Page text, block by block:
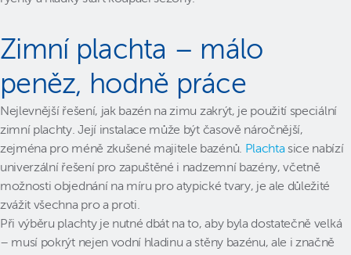
Zimní plachta – málo
peněz, hodně práce
Nejlevnější řešení, jak bazén na zimu zakrýt, je použití speciální
zimní plachty. Její instalace může být časově náročnější,
zejména pro méně zkušené majitele bazénů. Plachtasice nabízí
univerzální řešení pro zapuštěné i nadzemní bazény, včetně
možnosti objednání na míru pro atypické tvary, je ale důležité
zvážit všechna pro a proti.
Při výběru plachty je nutné dbát na to, aby byla dostatečně velká
– musí pokrýt nejen vodní hladinu a stěny bazénu, ale i značně